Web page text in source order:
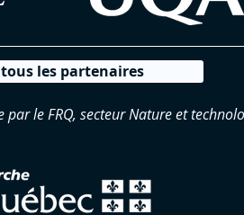
les partenaires
le FRQ, secteur Nature et